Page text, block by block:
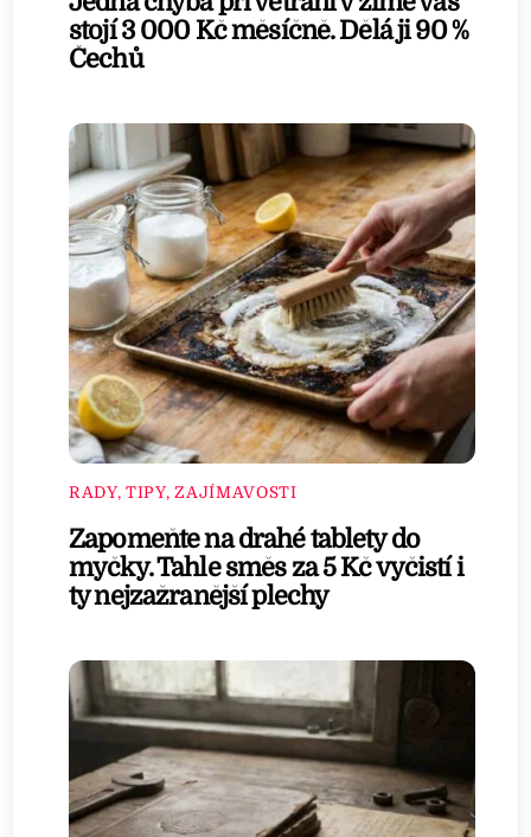
stojí 3 000 Kč měsíčně. Dělá ji 90 %
Čechů
RADY, TIPY, ZAJÍMAVOSTI
Zapomeňte na drahé tablety do
myčky. Tahle směs za 5 Kč vyčistí i
ty nejzažranější plechy